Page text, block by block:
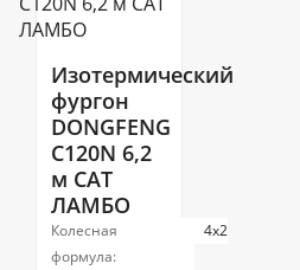
Изотермический
фургон
DONGFENG
C120N 6,2
м САТ
ЛАМБО
Колесная
формула:
4х2